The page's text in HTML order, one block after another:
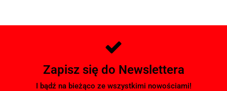
Zapisz się do Newslettera
I bądź na bieżąco ze wszystkimi nowościami!